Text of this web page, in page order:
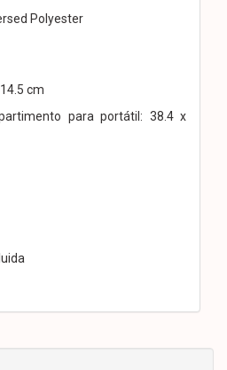
Polyester
cm
para portátil: 38.4 x